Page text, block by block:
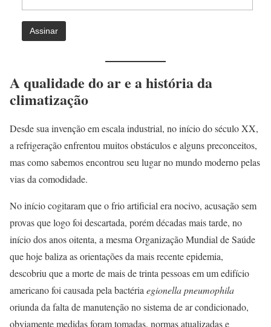
A qualidade do ar e a história da
climatização
Desde sua invenção em escala industrial, no início do século XX,
a refrigeração enfrentou muitos obstáculos e alguns preconceitos,
mas como sabemos encontrou seu lugar no mundo moderno pelas
vias da comodidade.
No início cogitaram que o frio artificial era nocivo, acusação sem
provas que logo foi descartada, porém décadas mais tarde, no
início dos anos oitenta, a mesma Organização Mundial de Saúde
que hoje baliza as orientações da mais recente epidemia,
descobriu que a morte de mais de trinta pessoas em um edifício
americano foi causada pela bactéria egionella pneumophila
oriunda da falta de manutenção no sistema de ar condicionado,
obviamente medidas foram tomadas, normas atualizadas e